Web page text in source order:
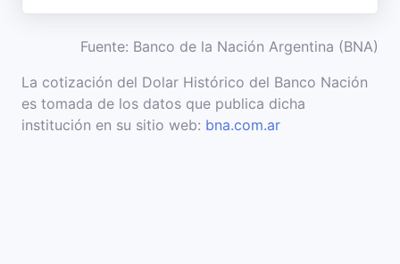
Fuente: Banco de la Nación Argentina (BNA)
La cotización del Dolar Histórico del Banco Nación
es tomada de los datos que publica dicha
institución en su sitio web: bna.com.ar